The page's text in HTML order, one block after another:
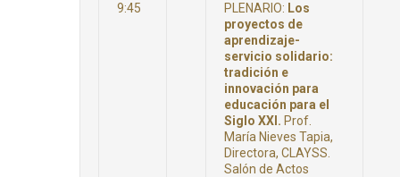
9:45 PLENARIO: Los
proyectos de
aprendizaje-
servicio solidario:
tradición e
innovación para
educación para el
Siglo XXI. Prof.
María Nieves Tapia,
Directora, CLAYSS.
Salón de Actos